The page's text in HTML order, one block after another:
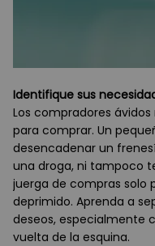
Identifique sus
Los compradores
para comprar. Un
desencadenar un
una droga, ni tampoco
juerga de compras solo
deprimido. Aprenda a
deseos, especialmente
vuelta de la esquina.